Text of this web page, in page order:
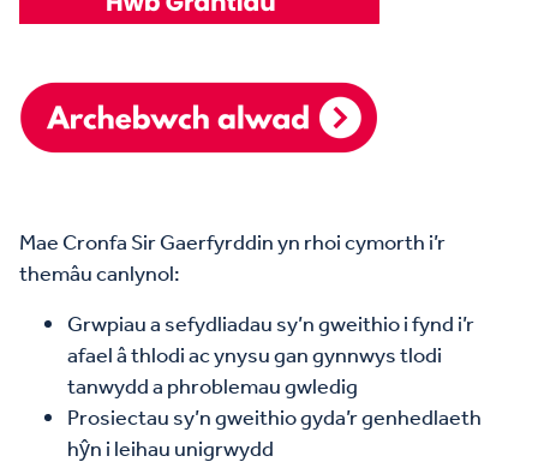
Mae Cronfa Sir Gaerfyrddin yn rhoi cymorth i’r
themâu canlynol:
Grwpiau a sefydliadau sy’n gweithio i fynd i’r
afael â thlodi ac ynysu gan gynnwys tlodi
tanwydd a phroblemau gwledig
Prosiectau sy’n gweithio gyda’r genhedlaeth
hŷn i leihau unigrwydd